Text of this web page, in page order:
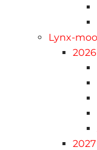
Lynx-